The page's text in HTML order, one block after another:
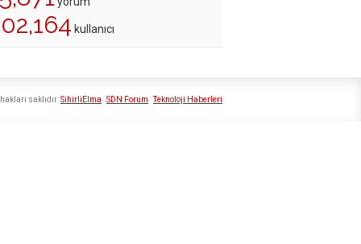
kullanıcı
SihirliElma SDN Forum Teknoloji Haberleri
saklıdır